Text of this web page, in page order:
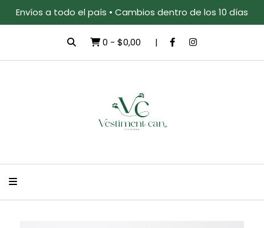
Envíos a todo el país • Cambios dentro de los 10 días
0 - $0,00